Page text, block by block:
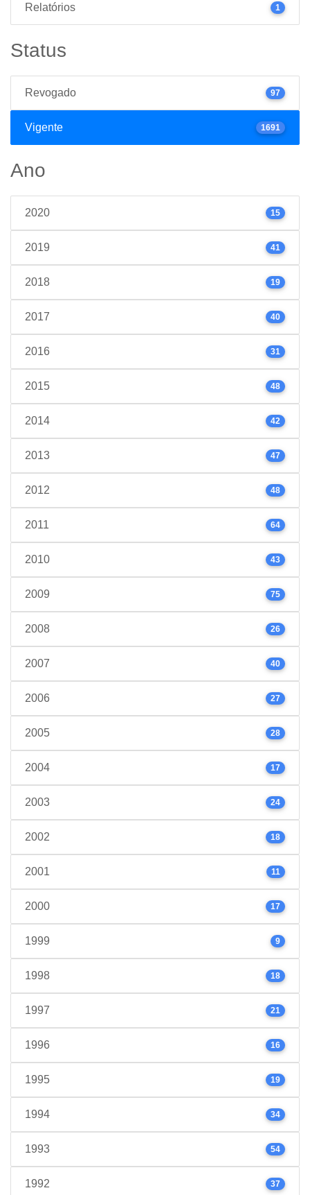
Relatórios 1
Status
Revogado 97
Vigente 1691
Ano
2020 15
2019 41
2018 19
2017 40
2016 31
2015 48
2014 42
2013 47
2012 48
2011 64
2010 43
2009 75
2008 26
2007 40
2006 27
2005 28
2004 17
2003 24
2002 18
2001 11
2000 17
1999 9
1998 18
1997 21
1996 16
1995 19
1994 34
1993 54
1992 37